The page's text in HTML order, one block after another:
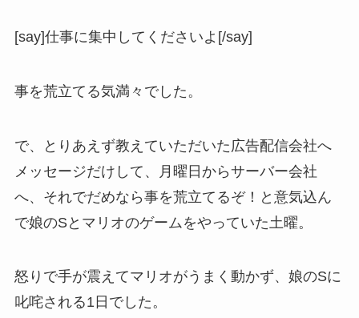
[say]仕事に集中してくださいよ[/say]
事を荒立てる気満々でした。
で、とりあえず教えていただいた広告配信会社へ
メッセージだけして、月曜日からサーバー会社
へ、それでだめなら事を荒立てるぞ！と意気込ん
で娘のSとマリオのゲームをやっていた土曜。
怒りで手が震えてマリオがうまく動かず、娘のSに
叱咤される1日でした。